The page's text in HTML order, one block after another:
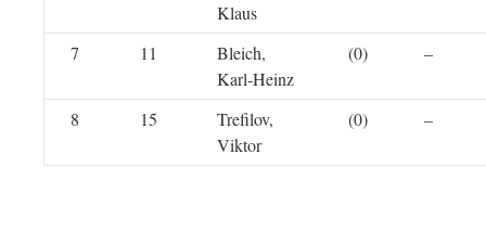
Klaus
7 11
Bleich,
Karl-Heinz
(0) –
8 15
Trefilov,
Viktor
(0) –